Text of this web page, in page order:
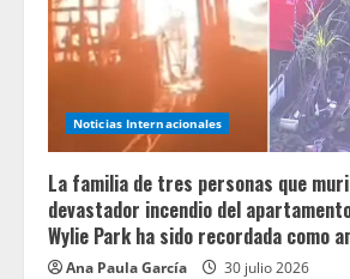
Noticias Internacionales
La familia de tres personas que
devastador incendio del
Wylie Park ha sido recordada como
Ana Paula García 30 julio 2026